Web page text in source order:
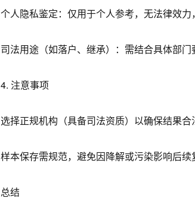
个人隐私鉴定：仅用于个人参考，无法律效力
司法用途（如落户、继承）：需结合具体部门
4. 注意事项
选择正规机构（具备司法资质）以确保结果合
样本保存需规范，避免因降解或污染影响后续
总结